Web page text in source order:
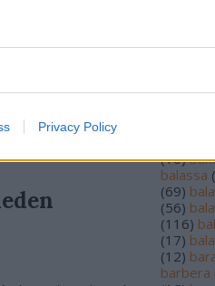
Privacy Policy
(16)
árvay (
(10)
balassa (
(69)
(56)
(116)
(17)
(12)
barbera